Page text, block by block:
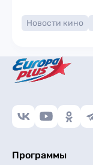
Новости кино
Программы